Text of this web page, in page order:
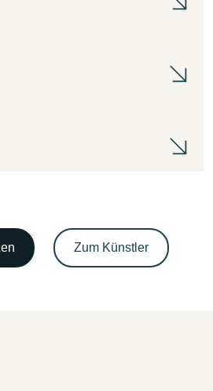
Zum Künstler